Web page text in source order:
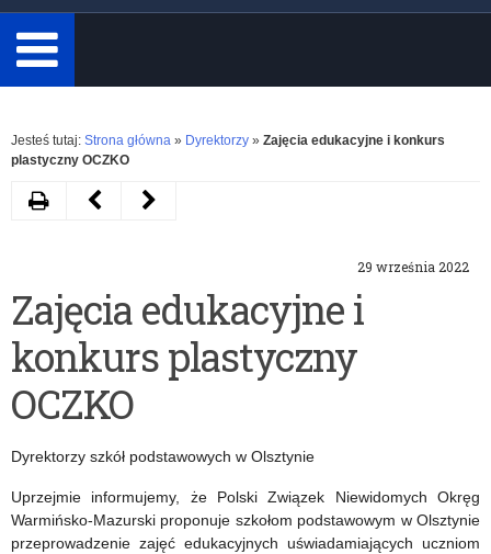
minimum
3
znaki.
Rozwiń
Jesteś tutaj: Strona główna » Dyrektorzy » Zajęcia edukacyjne i konkurs
plastyczny OCZKO
29 września 2022
Zajęcia edukacyjne i
konkurs plastyczny
OCZKO
Dyrektorzy szkół podstawowych w Olsztynie
Uprzejmie informujemy, że Polski Związek Niewidomych Okręg
Warmińsko-Mazurski proponuje szkołom podstawowym w Olsztynie
przeprowadzenie zajęć edukacyjnych uświadamiających uczniom
DrukujNastępny
otwarty
„Przywitaj
się
z
robotem”
Poprzedni
”Mistrzowie
Wolontariatu”.